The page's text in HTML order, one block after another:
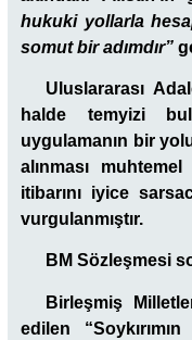
hukuki yollarla
somut bir adımdır”
Uluslararası
halde temyizi
uygulamanın bir
alınması
itibarını iyice
vurgulanmıştır.
BM Sözleşmesi
Birleşmiş
edilen